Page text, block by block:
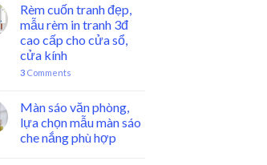
Rèm cuốn tranh đẹp,
mẫu rèm in tranh 3đ
cao cấp cho cửa sổ,
cửa kính
3 Comments
Màn sáo văn phòng,
lựa chọn mẫu màn sáo
che nắng phù hợp